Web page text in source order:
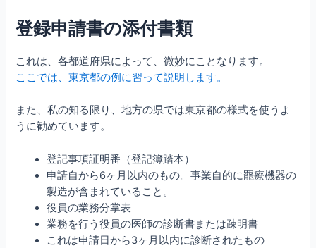
登録申請書の添付書類
これは、各都道府県によって、微妙にことなります。
ここでは、東京都の例に習って説明します。
また、私の知る限り、地方の県では東京都の様式を使うよ
うに勧めています。
登記事項証明番（登記簿踏本）
申請自から6ヶ月以内のもの。事業自的に罷療機器の
製造が含まれていること。
役員の業務分掌表
業務を行う役員の医師の診断書または疎明書
これは申請日から3ヶ月以内に診断されたもの